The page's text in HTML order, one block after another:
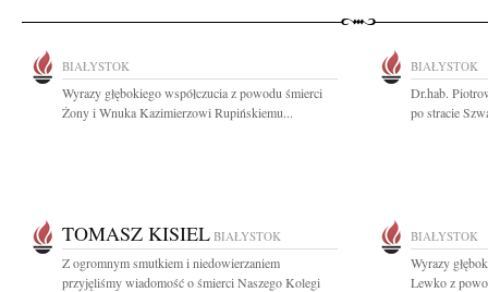
BIAŁYSTOK
Wyrazy głębokiego współczucia z powodu śmierci
Żony i Wnuka Kazimierzowi Rupińskiemu...
BIAŁYSTOK
Dr.hab.
po stracie
TOMASZ KISIEL BIAŁYSTOK
Z ogromnym smutkiem i niedowierzaniem
przyjęliśmy wiadomość o śmierci Naszego Kolegi
BIAŁYSTOK
Wyrazy
Lewko z